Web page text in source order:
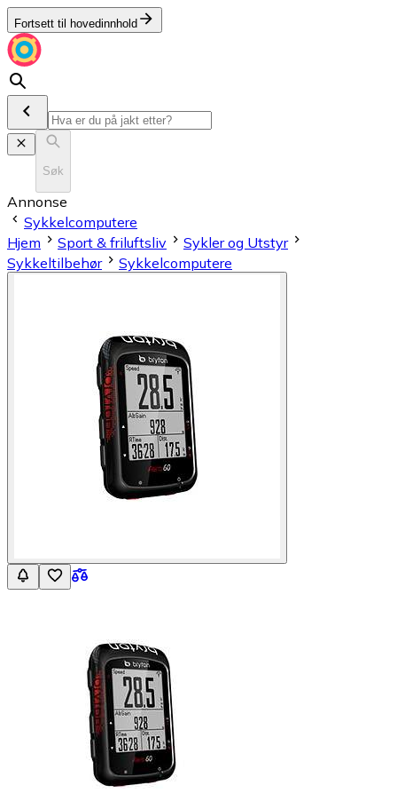
Fortsett til hovedinnhold
Søk
Annonse
Sykkelcomputere
Hjem
Sport & friluftsliv
Sykler og Utstyr
Sykkeltilbehør
Sykkelcomputere